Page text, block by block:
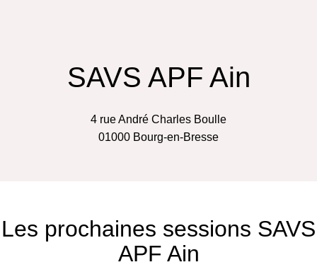
SAVS APF Ain
4 rue André Charles Boulle
01000 Bourg-en-Bresse
Les prochaines sessions SAVS
APF Ain